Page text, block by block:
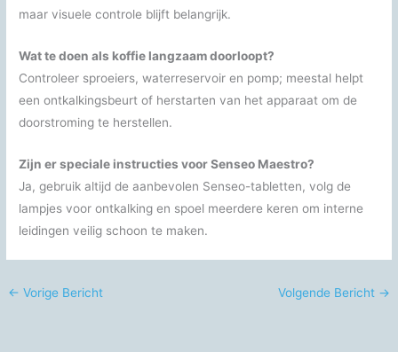
maar visuele controle blijft belangrijk.
Wat te doen als koffie langzaam doorloopt?
Controleer sproeiers, waterreservoir en pomp; meestal helpt
een ontkalkingsbeurt of herstarten van het apparaat om de
doorstroming te herstellen.
Zijn er speciale instructies voor Senseo Maestro?
Ja, gebruik altijd de aanbevolen Senseo-tabletten, volg de
lampjes voor ontkalking en spoel meerdere keren om interne
leidingen veilig schoon te maken.
← Vorige Bericht Volgende Bericht →